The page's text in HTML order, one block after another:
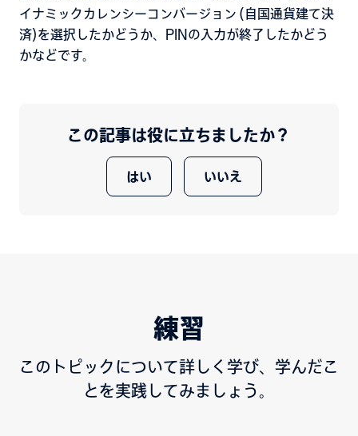
イナミックカレンシーコンバージョン (自国通貨建て決
済)を選択したかどうか、PINの入力が終了したかどう
かなどです。
この記事は役に立ちましたか？
はい いいえ
練習
このトピックについて詳しく学び、学んだこ
とを実践してみましょう。